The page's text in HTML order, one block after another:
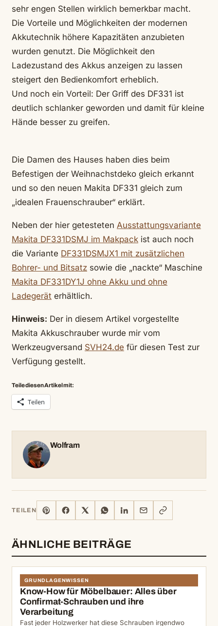
sehr engen Stellen wirklich bemerkbar macht.
Die Vorteile und Möglichkeiten der modernen
Akkutechnik höhere Kapazitäten anzubieten
wurden genutzt. Die Möglichkeit den
Ladezustand des Akkus anzeigen zu lassen
steigert den Bedienkomfort erheblich.
Und noch ein Vorteil: Der Griff des DF331 ist
deutlich schlanker geworden und damit für kleine
Hände besser zu greifen.
Die Damen des Hauses haben dies beim
Befestigen der Weihnachstdeko gleich erkannt
und so den neuen Makita DF331 gleich zum
„idealen Frauenschrauber“ erklärt.
Neben der hier getesteten Ausstattungsvariante
Makita DF331DSMJ im Makpack ist auch noch
die Variante DF331DSMJX1 mit zusätzlichen
Bohrer- und Bitsatz sowie die „nackte“ Maschine
Makita DF331DY1J ohne Akku und ohne
Ladegerät erhältlich.
Hinweis: Der in diesem Artikel vorgestellte
Makita Akkuschrauber wurde mir vom
Werkzeugversand SVH24.de für diesen Test zur
Verfügung gestellt.
Teile diesen Artikel mit:
Teilen
Wolfram
TEILEN
PINTERESTFACEBOOK WHATSAPPLINKEDIN
MAIL
LINK
KOPIEREN
ÄHNLICHE BEITRÄGE
GRUNDLAGENWISSEN
Know-How für Möbelbauer: Alles über
Confirmat-Schrauben und ihre
Verarbeitung
Fast jeder Holzwerker hat diese Schrauben irgendwo